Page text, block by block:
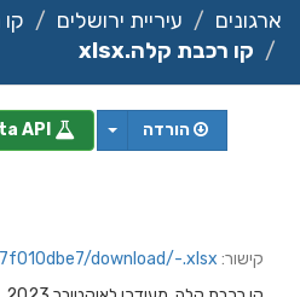
ארגונים עיריית ירושלים
קו רכבת קלה.xlsx
הורדה
קישור: resource/ef227ad7-840a-413a-b199-4e37f010dbe7/download/-.xlsx